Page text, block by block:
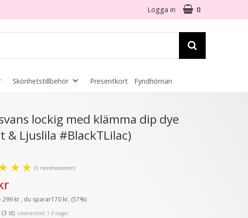
Logga in 0
Skönhetstillbehör Presentkort Fyndhörnan
lockig med klämma dip dye
& Ljuslila #BlackTLilac)
★ ★ (1 recensioner)
kr , du sparar170 kr, (57%)
st)Leveranstid: 1-3 dagar